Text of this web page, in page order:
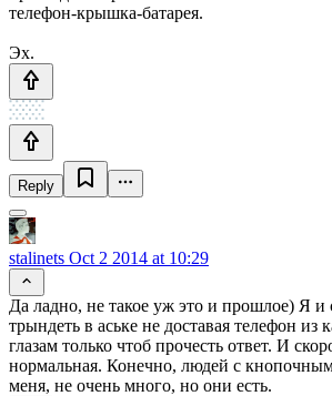
телефон-крышка-батарея.
Эх.
Reply
stalinets Oct 2 2014 at 10:29
Да ладно, не такое уж это и прошлое) Я и
трындеть в аське не доставая телефон из
глазам только чтоб прочесть ответ. И
нормальная. Конечно, людей с
меня, не очень много, но они есть.